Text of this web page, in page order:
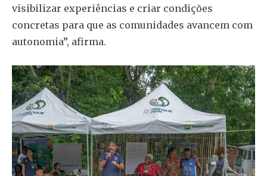
visibilizar experiências e criar condições
concretas para que as comunidades avancem com
autonomia”, afirma.